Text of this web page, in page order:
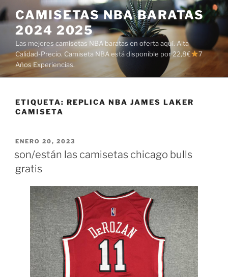
Saltar
al
contenido
CAMISETAS NBA BARATAS
2024 2025
Las mejores camisetas NBA baratas en oferta aquí. Alta
Calidad-Precio. Camiseta NBA está disponible por 22,8€
7
Años Experiencias.
ETIQUETA: REPLICA NBA JAMES LAKER
CAMISETA
PUBLICADO
ENERO 20, 2023
son/están las camisetas chicago bulls
gratis